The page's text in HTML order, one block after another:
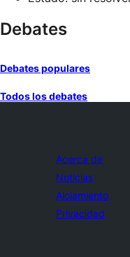
Debates
Debates populares
Todos los debates
Acerca de
Noticias
Alojamiento
Privacidad